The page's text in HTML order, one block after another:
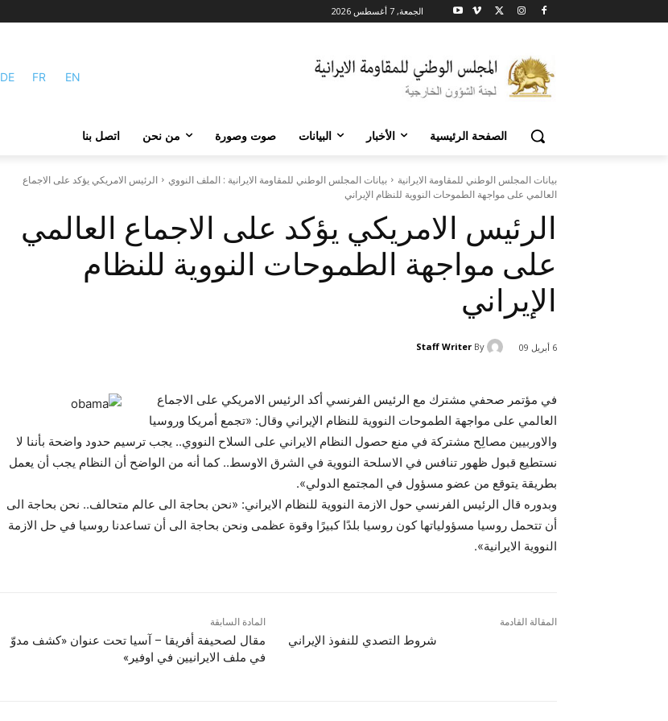
الجمعة, 7 أغسطس 2026
DE FR EN
الصفحة الرئيسية الأخبار البيانات صوت وصورة من نحن اتصل بنا
بيانات المجلس الوطني للمقاومة الايرانية بيانات المجلس الوطني للمقاومة الايرانية : الملف النووي
الرئيس الامريكي يؤكد على الاجماع
العالمي على مواجهة الطموحات النووية للنظام الإيراني
الرئيس الامريكي يؤكد على الاجماع العالمي
على مواجهة الطموحات النووية للنظام
الإيراني
6 أبريل 09 By
Staff Writer
في مؤتمر صحفي مشترك مع الرئيس الفرنسي أكد الرئيس الامريكي على الاجماع
العالمي على مواجهة الطموحات النووية للنظام الإيراني وقال: «تجمع أمريكا وروسيا
والاوربيين مصالِح مشتركة في منع حصول النظام الايراني على السلاح النووي.. يجب ترسيم حدود واضحة بأننا لا
نستطيع قبول ظهور تنافس في الاسلحة النووية في الشرق الاوسط.. كما أنه من الواضح أن النظام يجب أن يعمل
بطريقة يتوقع من عضو مسؤول في المجتمع الدولي».
وبدوره قال الرئيس الفرنسي حول الازمة النووية للنظام الايراني: «نحن بحاجة الى عالم متحالف.. نحن بحاجة الى
أن تتحمل روسيا مسؤولياتها كون روسيا بلدًا كبيرًا وقوة عظمى ونحن بحاجة الى أن تساعدنا روسيا في حل الازمة
النووية الايرانية».
المادة السابقة
مقال لصحيفة أفريقا – آسيا تحت عنوان «كشف مدوّ
في ملف الايرانيين في اوفير»
المقالة القادمة
شروط التصدي للنفوذ الإيراني